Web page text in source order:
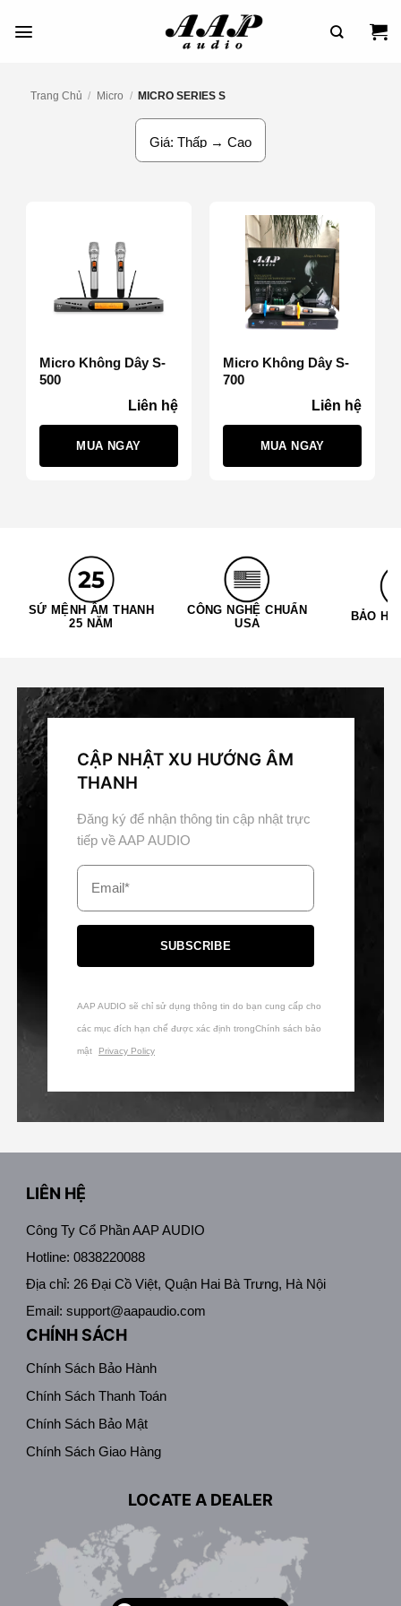
Qua
Trang Chủ / Micro / MICRO SERIES S
Micro Không Dây S-
500
Liên hệ
MUA NGAY
Micro Không Dây S-
700
Liên hệ
MUA NGAY
SỨ MỆNH ÂM THANH
25 NĂM
CÔNG NGHỆ CHUẨN
USA
BẢO
CẬP NHẬT XU HƯỚNG ÂM
THANH
Đăng ký để nhận thông tin cập nhật trực
tiếp về AAP AUDIO
Email*
SUBSCRIBE
AAP AUDIO sẽ chỉ sử dụng thông tin do bạn cung cấp cho
các mục đích hạn chế được xác định trongChính sách bảo
mật Privacy Policy
LIÊN HỆ
Công Ty Cổ Phần AAP AUDIO
Hotline: 0838220088
Địa chỉ: 26 Đại Cồ Việt, Quận Hai Bà Trưng, Hà Nội
Email: support@aapaudio.com
CHÍNH SÁCH
Chính Sách Bảo Hành
Chính Sách Thanh Toán
Chính Sách Bảo Mật
Chính Sách Giao Hàng
LOCATE A DEALER